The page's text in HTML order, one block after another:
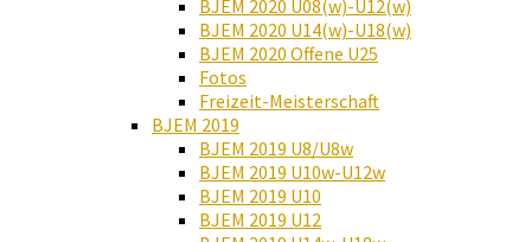
BJEM 2020 U08(w)-U12(w)
BJEM 2020 U14(w)-U18(w)
BJEM 2020 Offene U25
Fotos
Freizeit-Meisterschaft
BJEM 2019
BJEM 2019 U8/U8w
BJEM 2019 U10w-U12w
BJEM 2019 U10
BJEM 2019 U12